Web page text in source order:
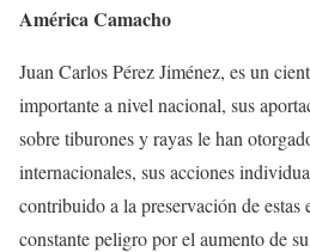
América Camacho
Juan Carlos Pérez Jiménez, es un
importante a nivel nacional, sus
sobre tiburones y rayas le han
internacionales, sus acciones
contribuido a la preservación de estas
constante peligro por el aumento de